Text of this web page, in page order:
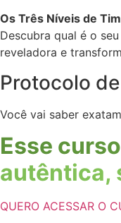
Os Três Níveis de
Descubra qual é o
reveladora e
Protocolo
Você vai saber
Esse
autêntica,
QUERO ACESSAR O